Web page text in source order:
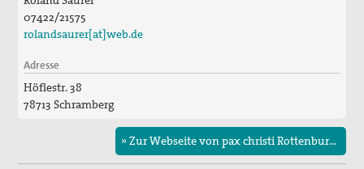
07422/21575
rolandsaurer[at]web.de
Adresse
Höflestr. 38
78713 Schramberg
» Zur Webseite von pax christi Rottenburg-Stuttgart